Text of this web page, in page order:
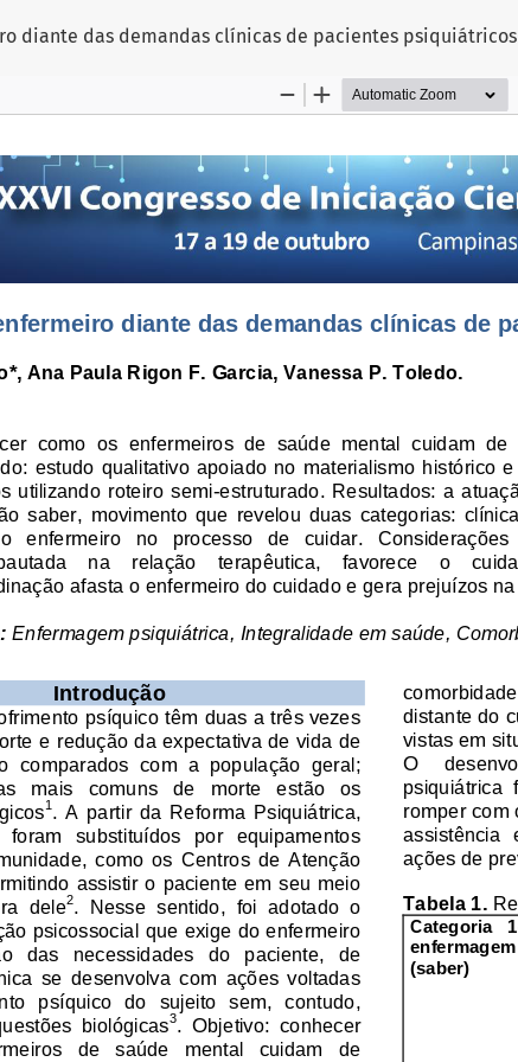
Artigo
diante das demandas clínicas de pacientes psiquiátricos